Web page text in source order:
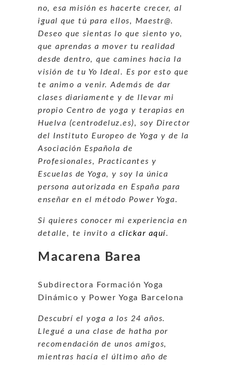
no, esa misión es hacerte crecer, al
igual que tú para ellos, Maestr@.
Deseo que sientas lo que siento yo,
que aprendas a mover tu realidad
desde dentro, que camines hacia la
visión de tu Yo Ideal. Es por esto que
te animo a venir. Además de dar
clases diariamente y de llevar mi
propio Centro de yoga y terapias en
Huelva (centrodeluz.es), soy Director
del Instituto Europeo de Yoga y de la
Asociación Española de
Profesionales, Practicantes y
Escuelas de Yoga, y soy la única
persona autorizada en España para
enseñar en el método Power Yoga.
Si quieres conocer mi experiencia en
detalle, te invito a clickar aquí.
Macarena Barea
Subdirectora Formación Yoga
Dinámico y Power Yoga Barcelona
Descubrí el yoga a los 24 años.
Llegué a una clase de hatha por
recomendación de unos amigos,
mientras hacía el último año de